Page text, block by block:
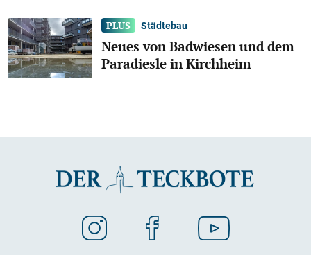
Städtebau
Neues von Badwiesen und dem
Paradiesle in Kirchheim